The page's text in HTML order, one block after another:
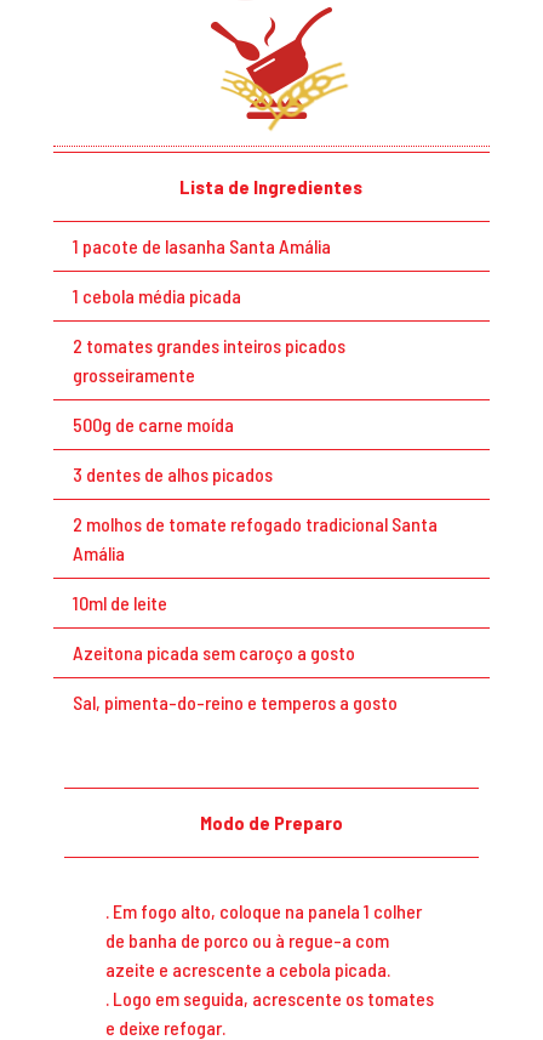
Lista de Ingredientes
1 pacote de lasanha Santa Amália
1 cebola média picada
2 tomates grandes inteiros picados
grosseiramente
500g de carne moída
3 dentes de alhos picados
2 molhos de tomate refogado tradicional Santa
Amália
10ml de leite
Azeitona picada sem caroço a gosto
Sal, pimenta-do-reino e temperos a gosto
Modo de Preparo
. Em fogo alto, coloque na panela 1 colher
de banha de porco ou à regue-a com
azeite e acrescente a cebola picada.
. Logo em seguida, acrescente os tomates
e deixe refogar.